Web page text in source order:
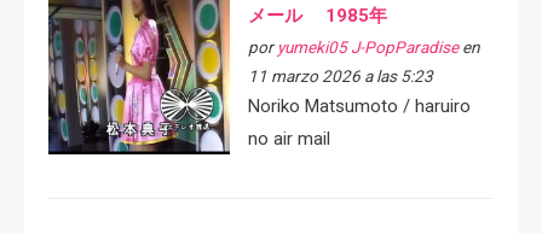
メール 1985年
por yumeki05 J-PopParadiseen
11 marzo 2026 a las 5:23
Noriko Matsumoto / haruiro
no air mail